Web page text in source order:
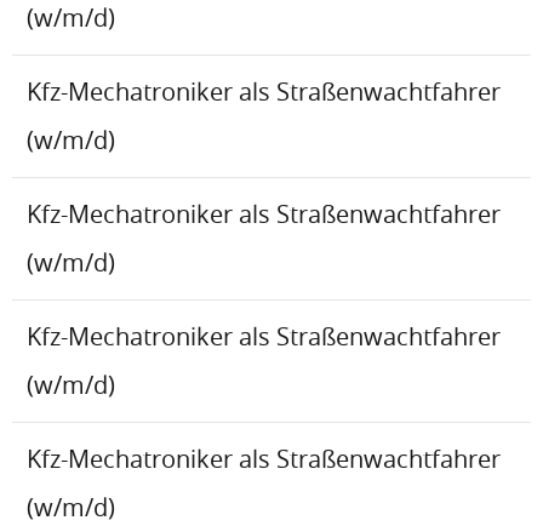
(w/m/d)
Kfz-Mechatroniker als Straßenwachtfahrer
(w/m/d)
Kfz-Mechatroniker als Straßenwachtfahrer
(w/m/d)
Kfz-Mechatroniker als Straßenwachtfahrer
(w/m/d)
Kfz-Mechatroniker als Straßenwachtfahrer
(w/m/d)